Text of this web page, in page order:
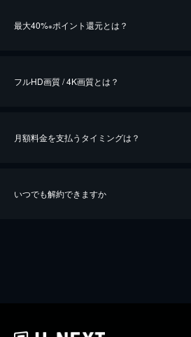
最大40%※ポイント還元とは？
※40％ポイント還元の対象は、クレジットカード決済
iOSアプリのUコイン決済による作品の購入 / レンタ
フルHD画質 / 4K画質とは？
月額料金を支払うタイミングは？
いつでも解約できますか